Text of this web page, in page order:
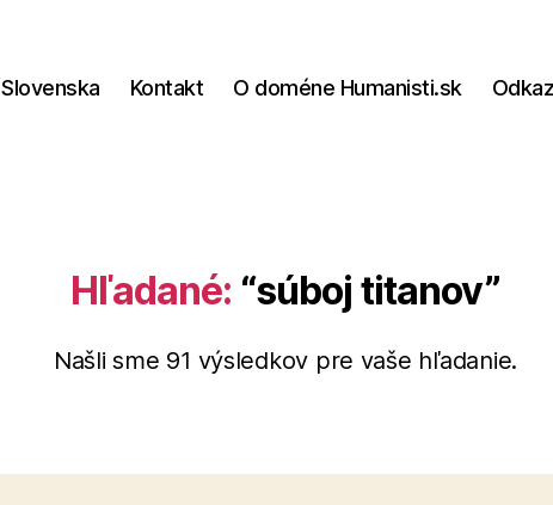
Kontakt O doméne Humanisti.sk
Hľadané: “súboj titanov”
Našli sme 91 výsledkov pre vaše hľadanie.